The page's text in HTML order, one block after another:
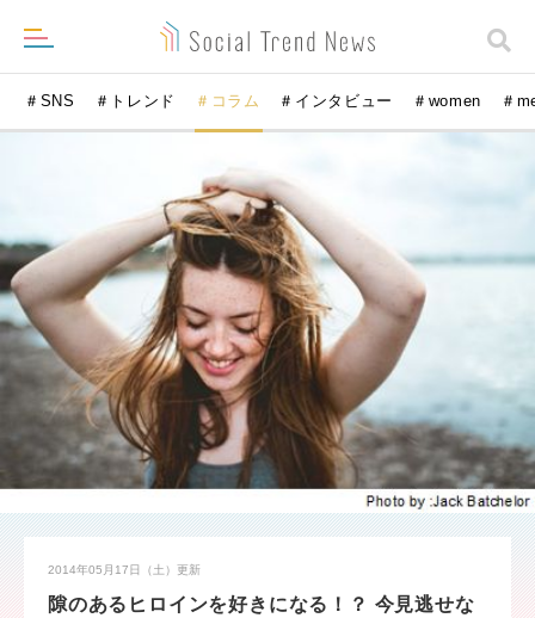
＃SNS ＃トレンド ＃コラム ＃インタビュー ＃women ＃
2014年05月17日（土） 更新
隙のあるヒロインを好きになる！？ 今見逃せな